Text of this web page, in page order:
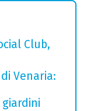
Club,
Venaria: